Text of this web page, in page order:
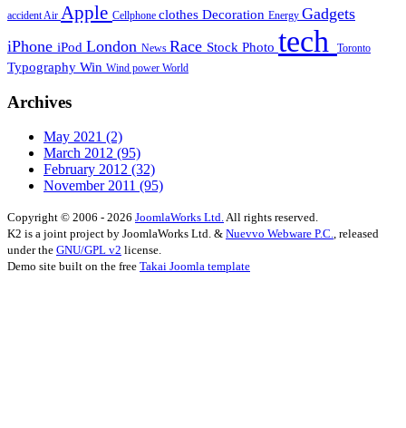
accident Air Apple Cellphone clothes Decoration Energy Gadgets
iPhone iPod London News Race Stock Photo tech Toronto
Typography Win Wind power World
Archives
May 2021 (2)
March 2012 (95)
February 2012 (32)
November 2011 (95)
Copyright © 2006 - 2026 JoomlaWorks Ltd.All rights reserved.
K2 is a joint project by JoomlaWorks Ltd. & Nuevvo Webware P.C., released
under the GNU/GPL v2 license.
Demo site built on the free Takai Joomla template